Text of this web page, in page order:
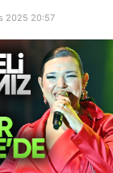
2025 20:57